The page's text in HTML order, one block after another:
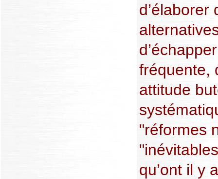
d’élaborer
fréquente,
attitude
"réformes
qu’ont il y